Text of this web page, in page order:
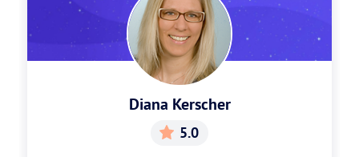
Diana Kerscher
5.0